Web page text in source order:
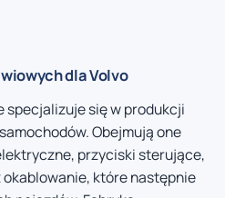
dla Volvo
specjalizuje się w produkcji
Obejmują one
przyciski sterujące,
które następnie